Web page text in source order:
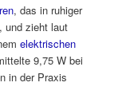
, das in ruhiger
und zieht laut
elektrischen
9,75 W bei
in der Praxis